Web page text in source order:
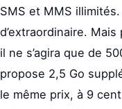
SMS et MMS
d’extraordinaire.
il ne s’agira que de
propose 2,5 Go
le même prix, à 9